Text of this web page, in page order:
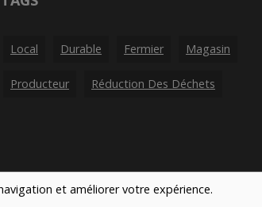
et améliorer votre expérience.
Local Durable Fermier Magasin
Producteur Réduction Des Déchets